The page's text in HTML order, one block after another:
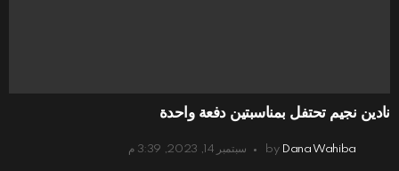
نادين نجيم تحتفل بمناسبتين دفعة واحدة
by Dana Wahiba سبتمبر 14, 2023, 3:39 م